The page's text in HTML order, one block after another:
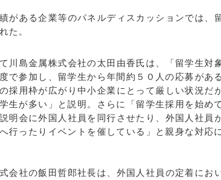
がある企業等のパネルディスカッションでは、
た。
川島金属株式会社の太田由香氏は、「留学生対
で参加し、留学生から年間約５０人の応募があ
採用枠が広がり中小企業にとって厳しい状況だ
生が多い」と説明。さらに「留学生採用を始め
明会に外国人社員を同行させたり、外国人社員
行ったりイベントを催している」と親身な対応
会社の飯田哲郎社長は、外国人社員の定着にお